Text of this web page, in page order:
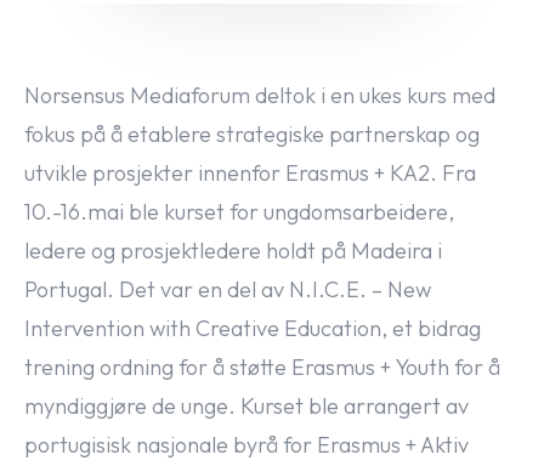
Norsensus Mediaforum deltok i en ukes kurs med
fokus på å etablere strategiske partnerskap og
utvikle prosjekter innenfor Erasmus + KA2. Fra
10.-16.mai ble kurset for ungdomsarbeidere,
ledere og prosjektledere holdt på Madeira i
Portugal. Det var en del av N.I.C.E. – New
Intervention with Creative Education, et bidrag
trening ordning for å støtte Erasmus + Youth for å
myndiggjøre de unge. Kurset ble arrangert av
portugisisk nasjonale byrå for Erasmus + Aktiv